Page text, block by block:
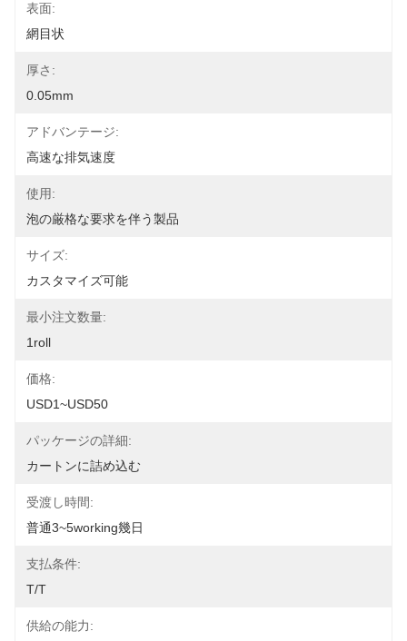
表面:
網目状
厚さ:
0.05mm
アドバンテージ:
高速な排気速度
使用:
泡の厳格な要求を伴う製品
サイズ:
カスタマイズ可能
最小注文数量:
1roll
価格:
USD1~USD50
パッケージの詳細:
カートンに詰め込む
受渡し時間:
普通3~5working幾日
支払条件:
T/T
供給の能力: